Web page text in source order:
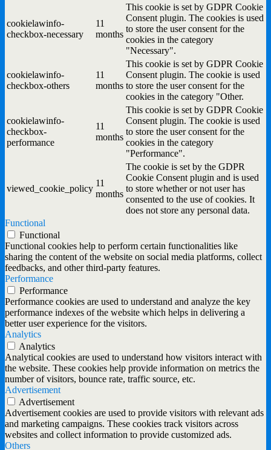
cookielawinfo-
checkbox-necessary
11
months
This cookie is set by GDPR Cookie
Consent plugin. The cookies is used
to store the user consent for the
cookies in the category
"Necessary".
cookielawinfo-
checkbox-others
11
months
This cookie is set by GDPR Cookie
Consent plugin. The cookie is used
to store the user consent for the
cookies in the category "Other.
cookielawinfo-
checkbox-
performance
11
months
This cookie is set by GDPR Cookie
Consent plugin. The cookie is used
to store the user consent for the
cookies in the category
"Performance".
viewed_cookie_policy
11
months
The cookie is set by the GDPR
Cookie Consent plugin and is used
to store whether or not user has
consented to the use of cookies. It
does not store any personal data.
Functional
Functional
Functional cookies help to perform certain functionalities like
sharing the content of the website on social media platforms, collect
feedbacks, and other third-party features.
Performance
Performance
Performance cookies are used to understand and analyze the key
performance indexes of the website which helps in delivering a
better user experience for the visitors.
Analytics
Analytics
Analytical cookies are used to understand how visitors interact with
the website. These cookies help provide information on metrics the
number of visitors, bounce rate, traffic source, etc.
Advertisement
Advertisement
Advertisement cookies are used to provide visitors with relevant ads
and marketing campaigns. These cookies track visitors across
websites and collect information to provide customized ads.
Others